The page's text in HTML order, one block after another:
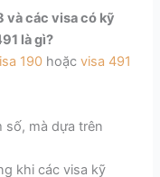
và các visa có kỹ
là gì?
190 hoặcvisa 491
số, mà dựa trên
khi các visa kỹ